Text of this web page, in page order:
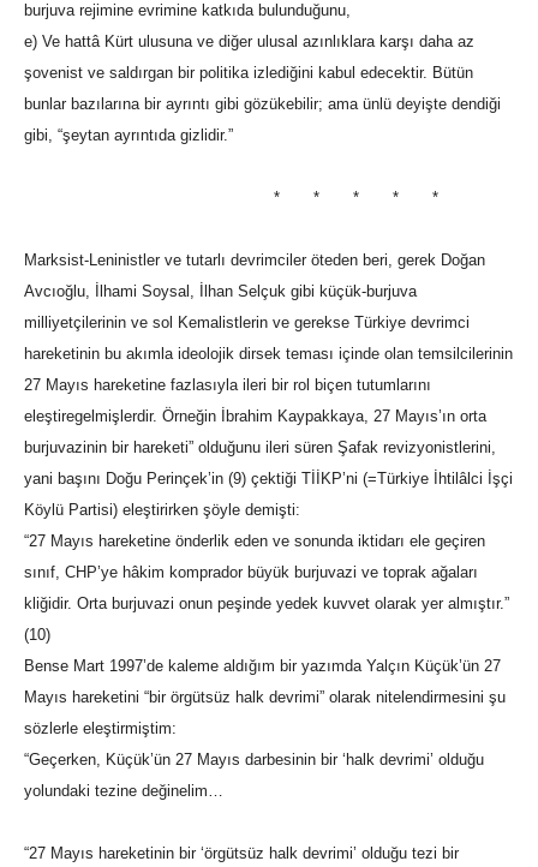
burjuva rejimine evrimine katkıda bulunduğunu,
e) Ve hattâ Kürt ulusuna ve diğer ulusal azınlıklara karşı daha az
şovenist ve saldırgan bir politika izlediğini kabul edecektir. Bütün
bunlar bazılarına bir ayrıntı gibi gözükebilir; ama ünlü deyişte dendiği
gibi, “şeytan ayrıntıda gizlidir.”
* * * * *
Marksist-Leninistler ve tutarlı devrimciler öteden beri, gerek Doğan
Avcıoğlu, İlhami Soysal, İlhan Selçuk gibi küçük-burjuva
milliyetçilerinin ve sol Kemalistlerin ve gerekse Türkiye devrimci
hareketinin bu akımla ideolojik dirsek teması içinde olan temsilcilerinin
27 Mayıs hareketine fazlasıyla ileri bir rol biçen tutumlarını
eleştiregelmişlerdir. Örneğin İbrahim Kaypakkaya, 27 Mayıs’ın orta
burjuvazinin bir hareketi” olduğunu ileri süren Şafak revizyonistlerini,
yani başını Doğu Perinçek’in (9) çektiği TİİKP’ni (=Türkiye İhtilâlci İşçi
Köylü Partisi) eleştirirken şöyle demişti:
“27 Mayıs hareketine önderlik eden ve sonunda iktidarı ele geçiren
sınıf, CHP’ye hâkim komprador büyük burjuvazi ve toprak ağaları
kliğidir. Orta burjuvazi onun peşinde yedek kuvvet olarak yer almıştır.”
(10)
Bense Mart 1997’de kaleme aldığım bir yazımda Yalçın Küçük’ün 27
Mayıs hareketini “bir örgütsüz halk devrimi” olarak nitelendirmesini şu
sözlerle eleştirmiştim:
“Geçerken, Küçük’ün 27 Mayıs darbesinin bir ‘halk devrimi’ olduğu
yolundaki tezine değinelim…
“27 Mayıs hareketinin bir ‘örgütsüz halk devrimi’ olduğu tezi bir